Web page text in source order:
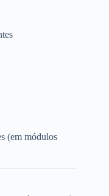
(em módulos